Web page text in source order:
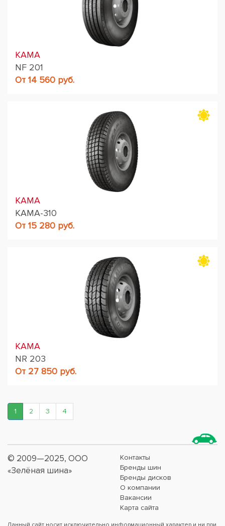
KAMA
NF 201
От 14 560 руб.
KAMA
КАМА-310
От 15 280 руб.
KAMA
NR 203
От 27 850 руб.
1 2 3 4
© 2009—2025, ООО
«Зелёная шина»
Контакты
Бренды шин
Бренды дисков
О компании
Вакансии
Карта сайта